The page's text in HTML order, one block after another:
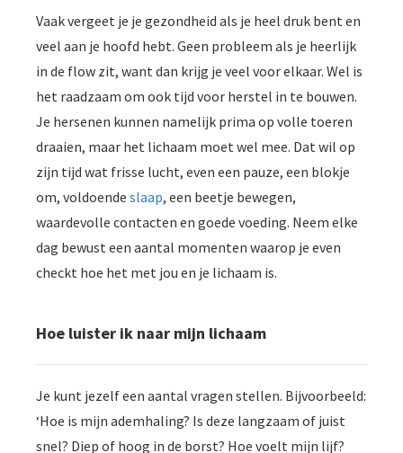
Vaak vergeet je je gezondheid als je heel druk bent en
veel aan je hoofd hebt. Geen probleem als je heerlijk
in de flow zit, want dan krijg je veel voor elkaar. Wel is
het raadzaam om ook tijd voor herstel in te bouwen.
Je hersenen kunnen namelijk prima op volle toeren
draaien, maar het lichaam moet wel mee. Dat wil op
zijn tijd wat frisse lucht, even een pauze, een blokje
om, voldoende slaap, een beetje bewegen,
waardevolle contacten en goede voeding. Neem elke
dag bewust een aantal momenten waarop je even
checkt hoe het met jou en je lichaam is.
Hoe luister ik naar mijn lichaam
Je kunt jezelf een aantal vragen stellen. Bijvoorbeeld:
‘Hoe is mijn ademhaling? Is deze langzaam of juist
snel? Diep of hoog in de borst? Hoe voelt mijn lijf?